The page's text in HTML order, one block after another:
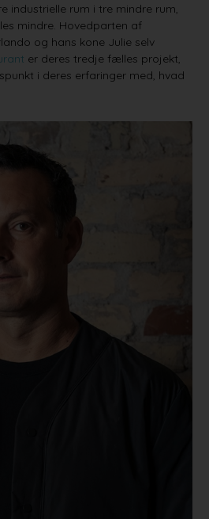
industrielle rum i tre mindre rum,
mindre. Hovedparten af
og hans kone Julie selv
er deres tredje fælles projekt,
i deres erfaringer med, hvad